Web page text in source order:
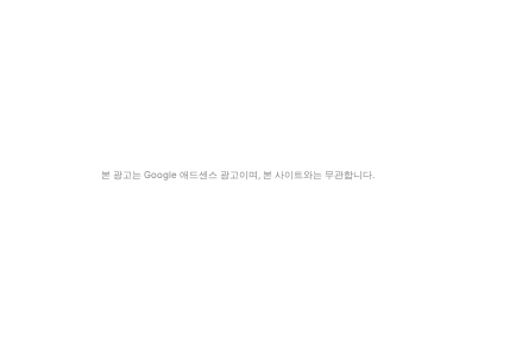
본 광고는 Google 애드센스 광고이며, 본 사이트와는 무관합니다.